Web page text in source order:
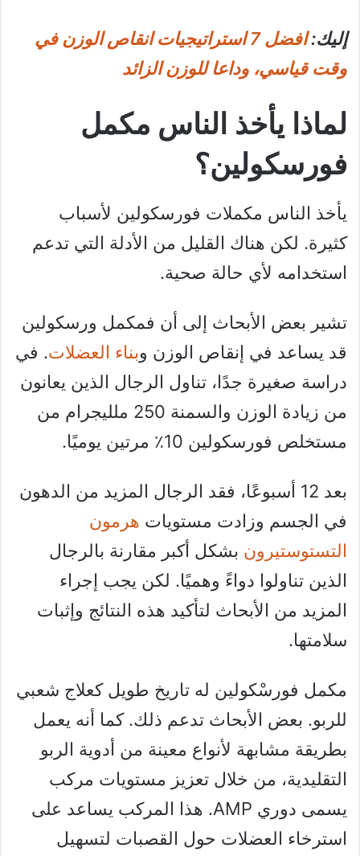
إليك:
افضل 7 استراتيجيات انقاص الوزن في
وقت قياسي، وداعا للوزن الزائد
لماذا يأخذ الناس مكمل
فورسكولين؟
يأخذ الناس مكملات فورسكولين لأسباب
كثيرة. لكن هناك القليل من الأدلة التي تدعم
استخدامه لأي حالة صحية.
تشير بعض الأبحاث إلى أن فمكمل ورسكولين
قد يساعد في إنقاص الوزن وبناء العضلات. في
دراسة صغيرة جدًا، تناول الرجال الذين يعانون
من زيادة الوزن والسمنة 250 ملليجرام من
مستخلص فورسكولين 10٪ مرتين يوميًا.
بعد 12 أسبوعًا، فقد الرجال المزيد من الدهون
في الجسم وزادت مستويات هرمون
التستوستيرون بشكل أكبر مقارنة بالرجال
الذين تناولوا دواءً وهميًا. لكن يجب إجراء
المزيد من الأبحاث لتأكيد هذه النتائج وإثبات
سلامتها.
مكمل فورسْكولين له تاريخ طويل كعلاج شعبي
للربو. بعض الأبحاث تدعم ذلك. كما أنه يعمل
بطريقة مشابهة لأنواع معينة من أدوية الربو
التقليدية، من خلال تعزيز مستويات مركب
يسمى دوري AMP. هذا المركب يساعد على
استرخاء العضلات حول القصبات لتسهيل